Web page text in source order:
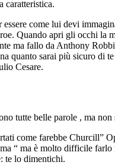
caratteristica.
essere come lui devi
Quando apri gli occhi la
ma fallo da Anthony
quanto sarai più sicuro di
Cesare.
tutte belle parole , ma non
come farebbe Churcill”
“ ma è molto difficile farlo
te lo dimentichi.